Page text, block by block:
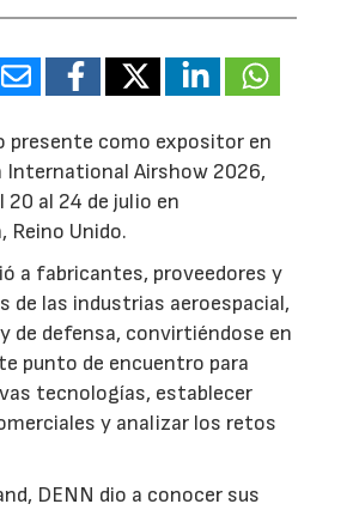
presente como expositor en
International Airshow 2026,
20 al 24 de julio en
Reino Unido.
a fabricantes, proveedores y
de las industrias aeroespacial,
de defensa, convirtiéndose en
punto de encuentro para
tecnologías, establecer
y analizar los retos
DENN dio a conocer sus